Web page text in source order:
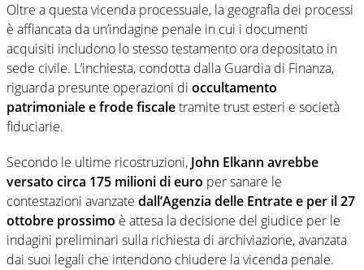
Oltre a questa vicenda processuale, la geografia dei processi
è affiancata da un’indagine penale in cui i documenti
acquisiti includono lo stesso testamento ora depositato in
sede civile. L’inchiesta, condotta dalla Guardia di Finanza,
riguarda presunte operazioni di occultamento
patrimoniale e frode fiscaletramite trust esteri e società
fiduciarie.
Secondo le ultime ricostruzioni, John Elkann avrebbe
versato circa 175 milioni di euro per sanare le
contestazioni avanzate dall’Agenzia delle Entrate e per il 27
ottobre prossimo è attesa la decisione del giudice per le
indagini preliminari sulla richiesta di archiviazione, avanzata
dai suoi legali che intendono chiudere la vicenda penale.